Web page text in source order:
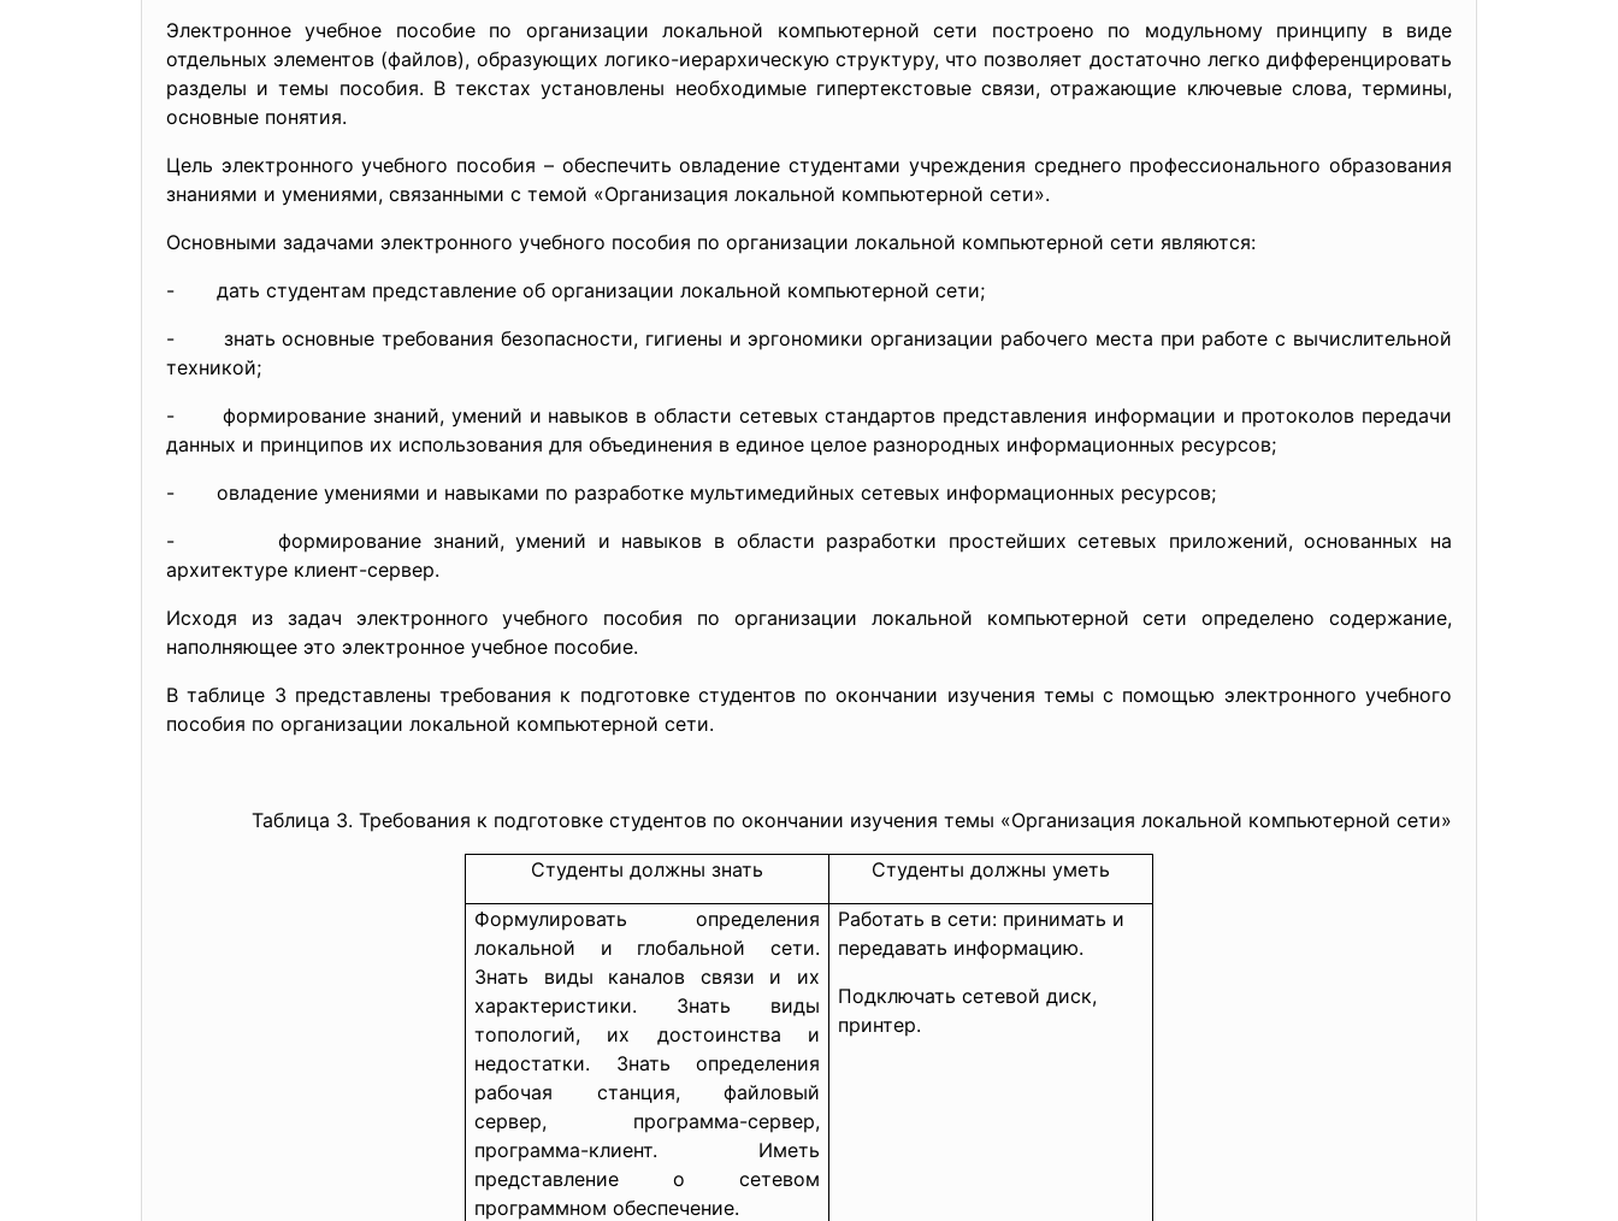
Электронное учебное пособие по организации локальной компьютерной сети построено по модульному принципу в виде
отдельных элементов (файлов), образующих логико-иерархическую структуру, что позволяет достаточно легко дифференцировать
разделы и темы пособия. В текстах установлены необходимые гипертекстовые связи, отражающие ключевые слова, термины,
основные понятия.
Цель электронного учебного пособия – обеспечить овладение студентами учреждения среднего профессионального образования
знаниями и умениями, связанными с темой «Организация локальной компьютерной сети».
Основными задачами электронного учебного пособия по организации локальной компьютерной сети являются:
- дать студентам представление об организации локальной компьютерной сети;
- знать основные требования безопасности, гигиены и эргономики организации рабочего места при работе с вычислительной
техникой;
- формирование знаний, умений и навыков в области сетевых стандартов представления информации и протоколов передачи
данных и принципов их использования для объединения в единое целое разнородных информационных ресурсов;
- овладение умениями и навыками по разработке мультимедийных сетевых информационных ресурсов;
- формирование знаний, умений и навыков в области разработки простейших сетевых приложений, основанных на
архитектуре клиент-сервер.
Исходя из задач электронного учебного пособия по организации локальной компьютерной сети определено содержание,
наполняющее это электронное учебное пособие.
В таблице 3 представлены требования к подготовке студентов по окончании изучения темы с помощью электронного учебного
пособия по организации локальной компьютерной сети.
Таблица 3. Требования к подготовке студентов по окончании изучения темы «Организация локальной компьютерной сети»
Студенты должны знать Студенты должны уметь
Формулировать определения
локальной и глобальной сети.
Знать виды каналов связи и их
характеристики. Знать виды
топологий, их достоинства и
недостатки. Знать определения
рабочая станция, файловый
сервер, программа-сервер,
программа-клиент. Иметь
представление о сетевом
программном обеспечение.
Работать в сети: принимать и
передавать информацию.
Подключать сетевой диск,
принтер.